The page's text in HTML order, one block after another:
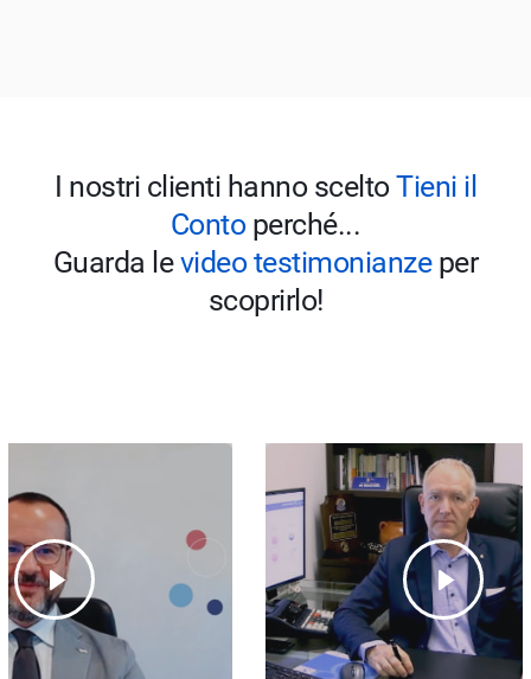
I nostri clienti hanno sceltoTieni il
Conto perché...
Guarda levideo testimonianze per
scoprirlo!